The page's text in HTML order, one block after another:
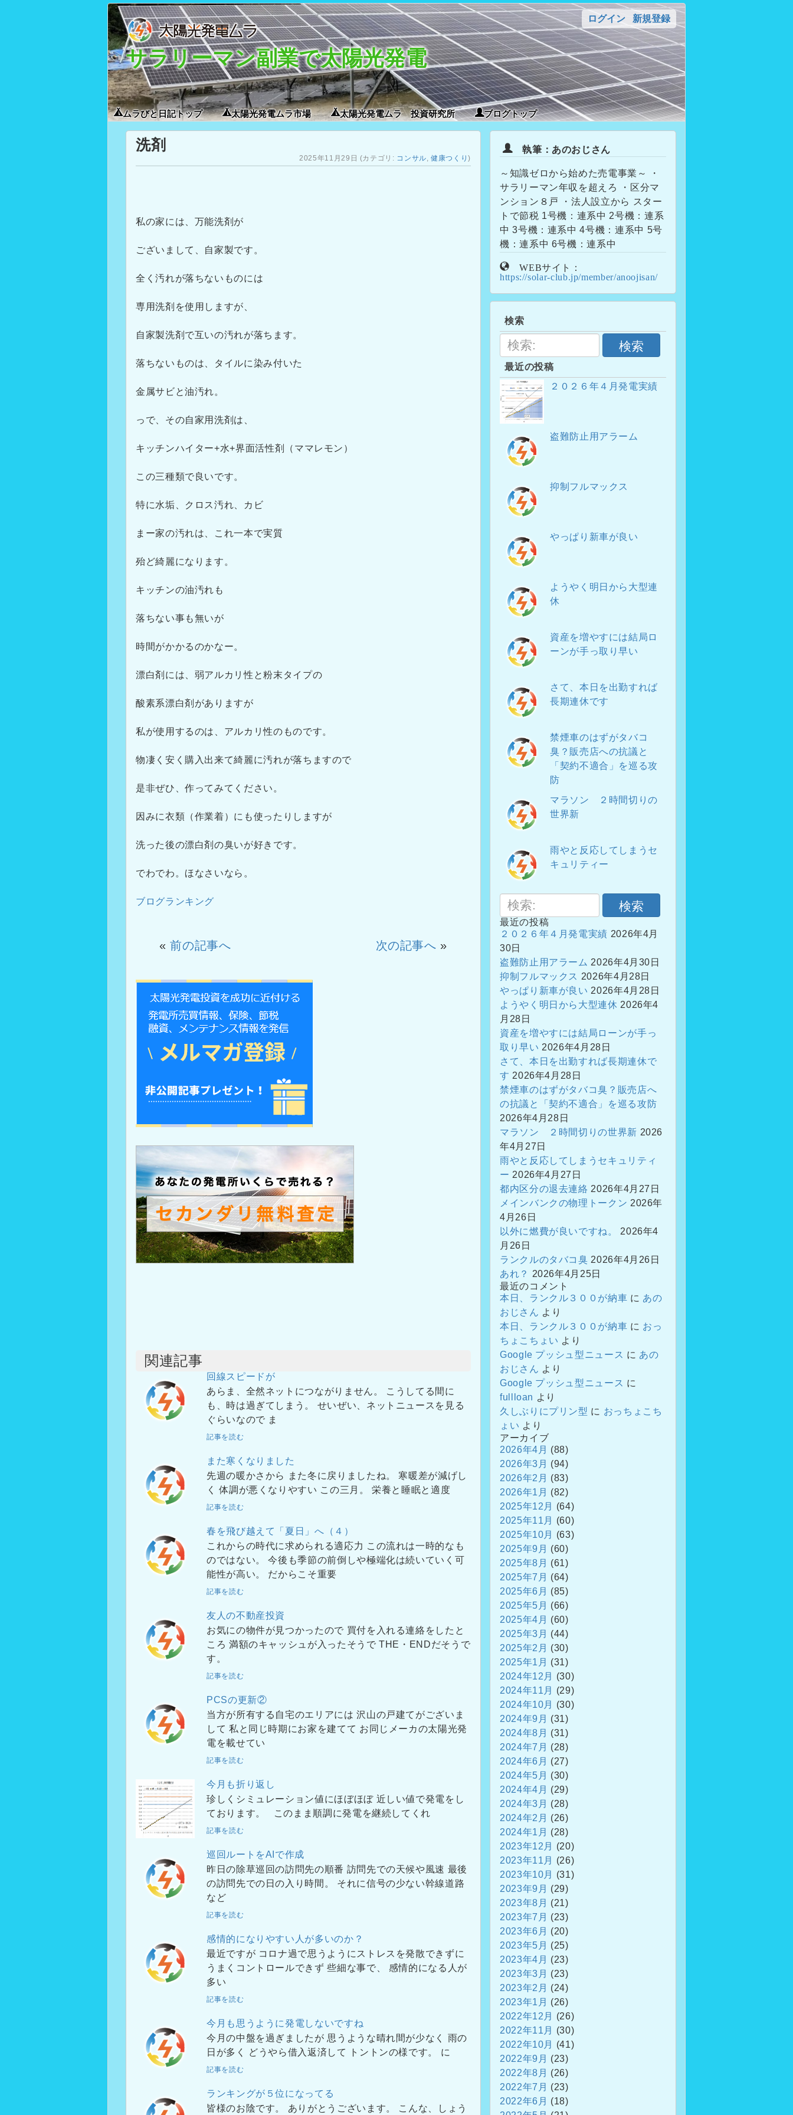
サラリーマン副業で太陽光発電
ログイン 新規登録
ムラびと日記トップ 太陽光発電ムラ市場 太陽光発電ムラ 投資研究所 ブログトップ
洗剤
2025年11月29日 (カテゴリ: コンサル,健康つくり)
私の家には、万能洗剤が
ございまして、自家製です。
全く汚れが落ちないものには
専用洗剤を使用しますが、
自家製洗剤で互いの汚れが落ちます。
落ちないものは、タイルに染み付いた
金属サビと油汚れ。
っで、その自家用洗剤は、
キッチンハイター+水+界面活性剤（ママレモン）
この三種類で良いです。
特に水垢、クロス汚れ、カビ
まー家の汚れは、これ一本で実質
殆ど綺麗になります。
キッチンの油汚れも
落ちない事も無いが
時間がかかるのかなー。
漂白剤には、弱アルカリ性と粉末タイプの
酸素系漂白剤がありますが
私が使用するのは、アルカリ性のものです。
物凄く安く購入出来て綺麗に汚れが落ちますので
是非ぜひ、作ってみてください。
因みに衣類（作業着）にも使ったりしますが
洗った後の漂白剤の臭いが好きです。
でわでわ。ほなさいなら。
ブログランキング
«前の記事へ 次の記事へ »
関連記事
回線スピードが
あらま、全然ネットにつながりません。 こうしてる間に
も、時は過ぎてしまう。 せいぜい、ネットニュースを見る
ぐらいなので ま
記事を読む
また寒くなりました
先週の暖かさから また冬に戻りましたね。 寒暖差が減げし
く 体調が悪くなりやすい この三月。 栄養と睡眠と適度
記事を読む
春を飛び越えて「夏日」へ（４）
これからの時代に求められる適応力 この流れは一時的なも
のではない。 今後も季節の前倒しや極端化は続いていく可
能性が高い。 だからこそ重要
記事を読む
友人の不動産投資
お気にの物件が見つかったので 買付を入れる連絡をしたと
ころ 満額のキャッシュが入ったそうで THE・ENDだそうで
す。
記事を読む
PCSの更新②
当方が所有する自宅のエリアには 沢山の戸建てがございま
して 私と同じ時期にお家を建てて お同じメーカの太陽光発
電を載せてい
記事を読む
今月も折り返し
珍しくシミュレーション値にほぼほぼ 近しい値で発電をし
ております。 このまま順調に発電を継続してくれ
記事を読む
巡回ルートをAIで作成
昨日の除草巡回の訪問先の順番 訪問先での天候や風速 最後
の訪問先での日の入り時間。 それに信号の少ない幹線道路
など
記事を読む
感情的になりやすい人が多いのか？
最近ですが コロナ過で思うようにストレスを発散できずに
うまくコントロールできず 些細な事で、 感情的になる人が
多い
記事を読む
今月も思うように発電しないですね
今月の中盤を過ぎましたが 思うような晴れ間が少なく 雨の
日が多く どうやら借入返済して トントンの様です。 に
記事を読む
ランキングが５位になってる
皆様のお陰です。 ありがとうございます。 こんな、しょう
執筆：あのおじさん
～知識ゼロから始めた売電事業～ ・
サラリーマン年収を超えろ ・区分マ
ンション８戸 ・法人設立から スター
トで節税 1号機：連系中 2号機：連系
中 3号機：連系中 4号機：連系中 5号
機：連系中 6号機：連系中
WEBサイト：
https://solar-club.jp/member/anoojisan/
検索
検索
最近の投稿
２０２６年４月発電実績
盗難防止用アラーム
抑制フルマックス
やっぱり新車が良い
ようやく明日から大型連
休
資産を増やすには結局ロ
ーンが手っ取り早い
さて、本日を出勤すれば
長期連休です
禁煙車のはずがタバコ
臭？販売店への抗議と
「契約不適合」を巡る攻
防
マラソン ２時間切りの
世界新
雨やと反応してしまうセ
キュリティー
検索
最近の投稿
２０２６年４月発電実績 2026年4月
30日
盗難防止用アラーム 2026年4月30日
抑制フルマックス 2026年4月28日
やっぱり新車が良い 2026年4月28日
ようやく明日から大型連休 2026年4
月28日
資産を増やすには結局ローンが手っ
取り早い 2026年4月28日
さて、本日を出勤すれば長期連休で
す 2026年4月28日
禁煙車のはずがタバコ臭？販売店へ
の抗議と「契約不適合」を巡る攻防
2026年4月28日
マラソン ２時間切りの世界新 2026
年4月27日
雨やと反応してしまうセキュリティ
ー 2026年4月27日
都内区分の退去連絡 2026年4月27日
メインバンクの物理トークン 2026年
4月26日
以外に燃費が良いですね。
2026年4
月26日
ランクルのタバコ臭 2026年4月26日
あれ？
2026年4月25日
最近のコメント
本日、ランクル３００が納車 に あの
おじさん より
本日、ランクル３００が納車 に おっ
ちょこちょい より
Google プッシュ型ニュース に あの
おじさん より
Google プッシュ型ニュース に
fullloan より
久しぶりにプリン型 に おっちょこち
ょい より
アーカイブ
2026年4月 (88)
2026年3月 (94)
2026年2月 (83)
2026年1月 (82)
2025年12月
(64)
2025年11月
(60)
2025年10月
(63)
2025年9月 (60)
2025年8月 (61)
2025年7月 (64)
2025年6月 (85)
2025年5月 (66)
2025年4月 (60)
2025年3月 (44)
2025年2月 (30)
2025年1月 (31)
2024年12月
(30)
2024年11月
(29)
2024年10月
(30)
2024年9月 (31)
2024年8月 (31)
2024年7月 (28)
2024年6月 (27)
2024年5月 (30)
2024年4月 (29)
2024年3月 (28)
2024年2月 (26)
2024年1月 (28)
2023年12月
(20)
2023年11月
(26)
2023年10月
(31)
2023年9月 (29)
2023年8月 (21)
2023年7月 (23)
2023年6月 (20)
2023年5月 (25)
2023年4月 (23)
2023年3月 (23)
2023年2月 (24)
2023年1月 (26)
2022年12月
(26)
2022年11月
(30)
2022年10月
(41)
2022年9月 (23)
2022年8月 (26)
2022年7月 (23)
2022年6月 (18)